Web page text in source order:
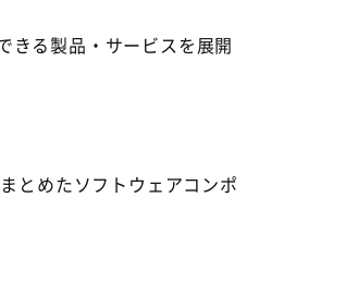
きる製品・サービスを展開
とめたソフトウェアコンポ